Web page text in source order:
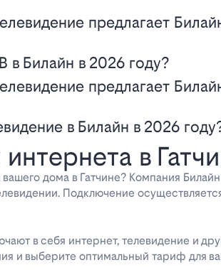
в Билайн в 2026 году?
в Билайн в 2026
в
дома в Гатчине? Компания
Подключение
в себя интернет, телевидение и
и выберите оптимальный тариф для